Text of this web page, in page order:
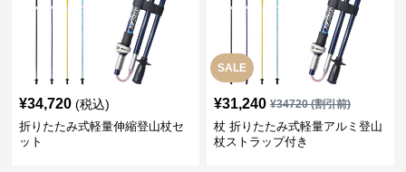
¥34,720 (税込)
折りたたみ式軽量伸縮登山杖セ
ット
SALE
¥31,240 ¥34720(割引前)
杖 折りたたみ式軽量アルミ登山
杖ストラップ付き